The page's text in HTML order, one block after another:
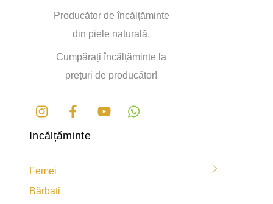
Producător de încălțăminte
din piele naturală.
Cumpărați încălțăminte la
prețuri de producător!
InstagramFacebookYoutube
Incălțăminte
Femei
Bărbați